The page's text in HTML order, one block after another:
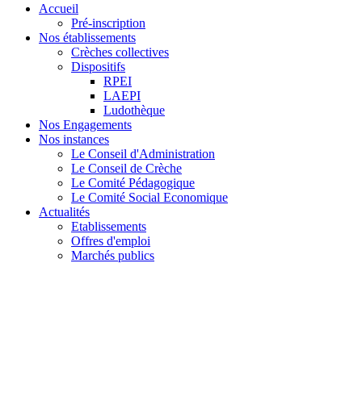
Accueil
Pré-inscription
Nos établissements
Crèches collectives
Dispositifs
RPEI
LAEPI
Ludothèque
Nos Engagements
Nos instances
Le Conseil d'Administration
Le Conseil de Crèche
Le Comité Pédagogique
Le Comité Social Economique
Actualités
Etablissements
Offres d'emploi
Marchés publics